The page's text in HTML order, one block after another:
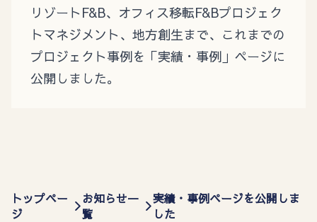
リゾートF&B、オフィス移転F&Bプロジェク
トマネジメント、地方創生まで、これまでの
プロジェクト事例を「実績・事例」ページに
公開しました。
トップペー
ジ
お知らせ一
覧
実績・事例ページを公開しま
した